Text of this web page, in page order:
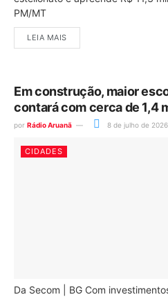
PM/MT
LEIA MAIS
Em construção, maior
contará com cerca de 1,4
por Rádio Aruanã 8 de julho de 2026
CIDADES
Da Secom | BG Com